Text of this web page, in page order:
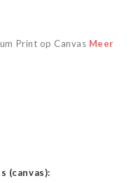
Print op Canvas Meer
(canvas):